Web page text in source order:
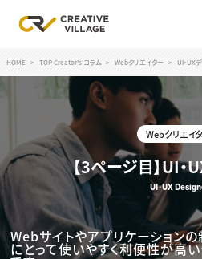
ログイン
RECRUIT
クリエイター求人を探す
CREATIVE JOB求人検索
特集求人
採用説明会
HOME TOP Creator's コラム Webクリエイター UI・UX
Webクリエイ
【3ページ目】UI・
UI･UX
Webサイトやアプリケーション
にとって使いやすく利便性が高